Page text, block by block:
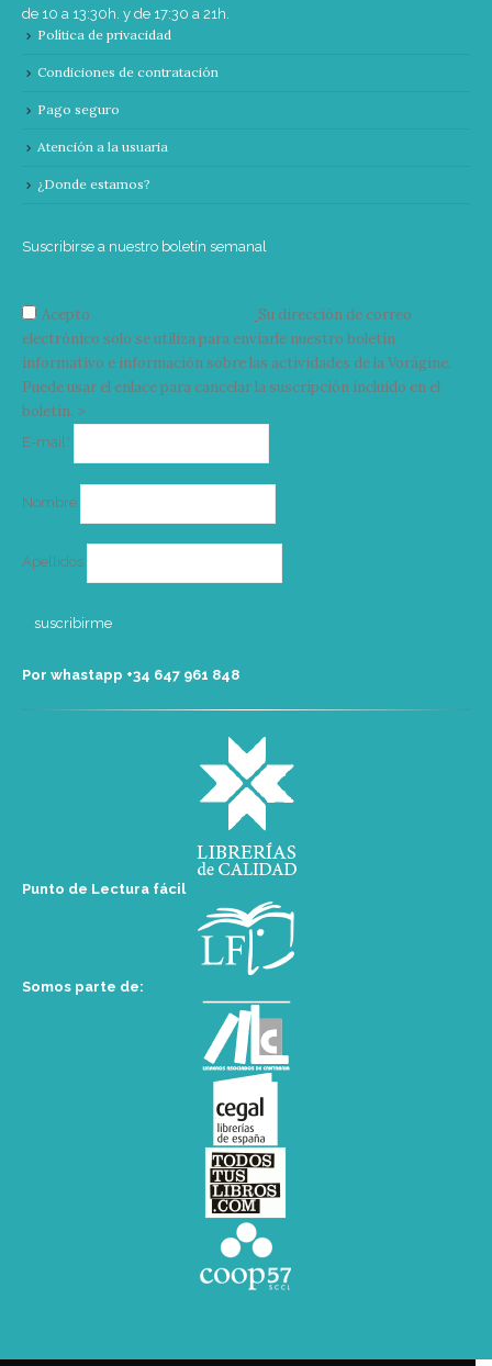
de 10 a 13:30h. y de 17:30 a 21h.
Política de privacidad
Condiciones de contratación
Pago seguro
Atención a la usuaria
¿Donde estamos?
Suscribirse a nuestro boletín semanal
Acepto
Su dirección de correo
electrónico solo se utiliza para enviarle nuestro boletín
informativo e información sobre las actividades de la Vorágine.
Puede usar el enlace para cancelar la suscripción incluido en el
boletín. >
E-mail*
Nombre
Apellidos
Por whastapp +34 ‭647 961 848‬
Punto de Lectura fácil
Somos parte de: